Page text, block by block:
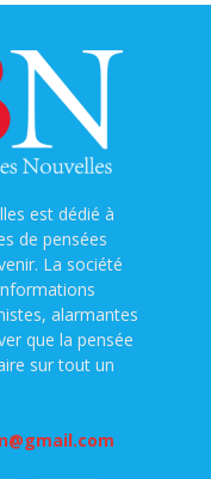
est dédié à
de pensées
La société
alarmantes
que la pensée
sur tout un